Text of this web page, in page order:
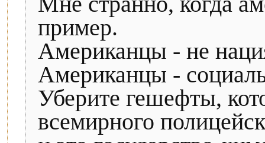
пример.
Американцы - не
Американцы -
Уберите гешефты,
всемирного